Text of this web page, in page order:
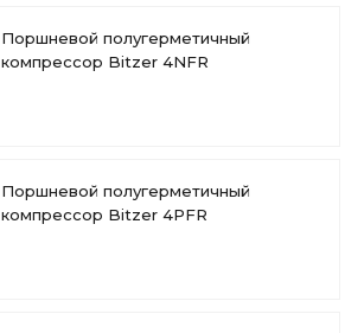
Поршневой полугерметичный
компрессор Bitzer 4NFR
Поршневой полугерметичный
компрессор Bitzer 4PFR